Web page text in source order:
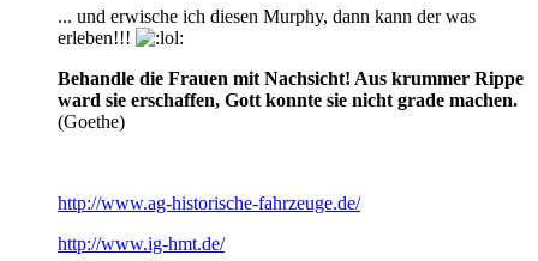
... und erwische ich diesen Murphy, dann kann der was
erleben!!!
Behandle die Frauen mit Nachsicht! Aus krummer Rippe
ward sie erschaffen, Gott konnte sie nicht grade machen.
(Goethe)
http://www.ag-historische-fahrzeuge.de/
http://www.ig-hmt.de/